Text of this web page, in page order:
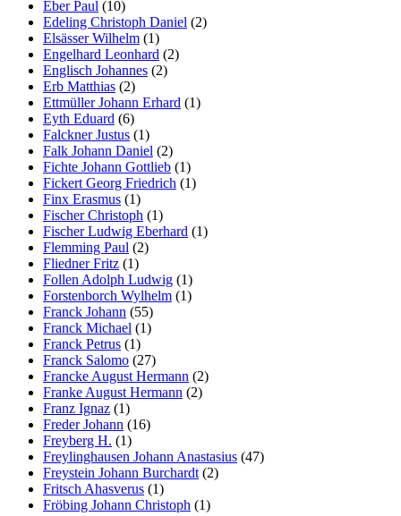
Eber Paul (10)
Edeling Christoph Daniel (2)
Elsässer Wilhelm (1)
Engelhard Leonhard (2)
Englisch Johannes (2)
Erb Matthias (2)
Ettmüller Johann Erhard (1)
Eyth Eduard (6)
Falckner Justus (1)
Falk Johann Daniel (2)
Fichte Johann Gottlieb (1)
Fickert Georg Friedrich (1)
Finx Erasmus (1)
Fischer Christoph (1)
Fischer Ludwig Eberhard (1)
Flemming Paul (2)
Fliedner Fritz (1)
Follen Adolph Ludwig (1)
Forstenborch Wylhelm (1)
Franck Johann (55)
Franck Michael (1)
Franck Petrus (1)
Franck Salomo (27)
Francke August Hermann (2)
Franke August Hermann (2)
Franz Ignaz (1)
Freder Johann (16)
Freyberg H. (1)
Freylinghausen Johann Anastasius (47)
Freystein Johann Burchardt (2)
Fritsch Ahasverus (1)
Fröbing Johann Christoph (1)